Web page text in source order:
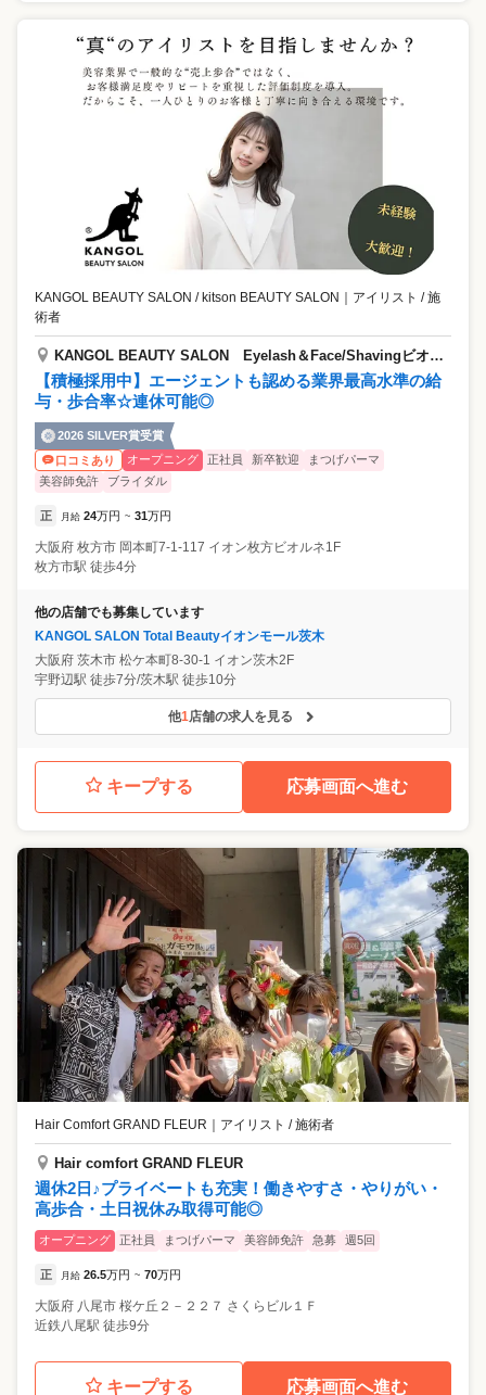
KANGOL BEAUTY SALON / kitson BEAUTY SALON ｜ アイリスト / 施
術者
KANGOL BEAUTY SALON Eyelash＆Face/Shavingビオルネ枚方
【積極採用中】エージェントも認める業界最高水準の給
与・歩合率☆連休可能◎
2026 SILVER賞受賞
口コミあり
オープニング 正社員 新卒歓迎
まつげパーマ
美容師免許
ブライダル
正 月給 24万円 ~ 31万円
大阪府 枚方市 岡本町7-1-117 イオン枚方ビオルネ1F
枚方市駅 徒歩4分
他の店舗でも募集しています
KANGOL SALON Total Beautyイオンモール茨木
大阪府 茨木市 松ケ本町8-30-1 イオン茨木2F
宇野辺駅 徒歩7分/茨木駅 徒歩10分
他1店舗の求人を見る
キープする 応募画面へ進む
Hair Comfort GRAND FLEUR ｜ アイリスト / 施術者
Hair comfort GRAND FLEUR
週休2日♪プライベートも充実！働きやすさ・やりがい・
高歩合・土日祝休み取得可能◎
オープニング 正社員 まつげパーマ 美容師免許 急募 週5回
正 月給 26.5万円 ~ 70万円
大阪府 八尾市 桜ケ丘２－２２７ さくらビル１Ｆ
近鉄八尾駅 徒歩9分
キープする 応募画面へ進む